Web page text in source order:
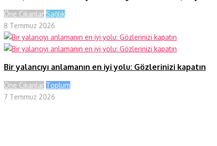
Öne Çıkanlar Sağlık
8 Temmuz 2026
Bir yalancıyı anlamanın en iyi yolu: Gözlerinizi kapatın
Öne Çıkanlar Toplum
7 Temmuz 2026